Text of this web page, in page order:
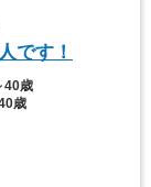
です！
40歳
歳